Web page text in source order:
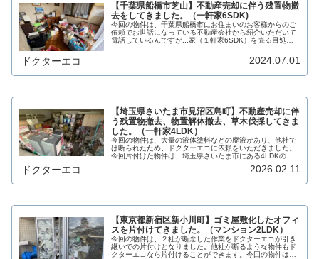
【千葉県船橋市芝山】不動産売却に伴う残置物撤
去をしてきました。（一軒家6SDK)
今回の物件は、千葉県船橋市にお住まいのお客様からのご
依頼でお世話になっている不動産会社から紹介いただいて
電話しているんですが...家（１軒家6SDK）を売る目処が
ドクターエコ 2024.07.01
【埼玉県さいたま市見沼区島町】不動産売却に伴
う残置物撤去、物置解体撤去、草木伐採してきま
した。（一軒家4LDK）
今回の物件は、大量の液体塗料などの廃液があり、他社で
は断られたため、ドクターエコに依頼をいただきました。
今回片付けた物件は、埼玉県さいたま市にある4LDKの大
ドクターエコ 2026.02.11
【東京都新宿区新小川町】ゴミ屋敷化したオフィ
スを片付けてきました。（マンション2LDK）
今回の物件は、２社が断念した作業をドクターエコが引き
継いでの片付けとなりました。他社が断るような物件もド
クターエコなら片付けることができます。今回の物件は東